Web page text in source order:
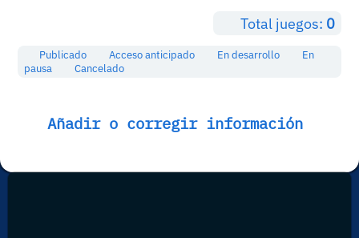
Total juegos: 0
Publicado Acceso anticipado En desarrollo
En
pausa
Cancelado
Añadir o corregir información